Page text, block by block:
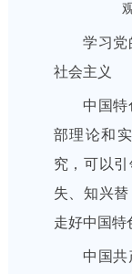
学习党
社会主义
中国特
部理论和
究，可以
失、知兴
走好中国特
中国共